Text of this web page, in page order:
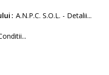
A.N.P.C. S.O.L. - Detalii...